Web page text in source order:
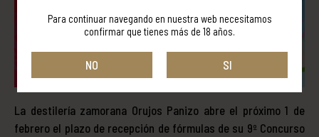
La destilería zamorana Orujos Panizo abre el próximo 1 de
febrero el plazo de recepción de fórmulas de su 9º Concurso
Para continuar navegando en nuestra web necesitamos
confirmar que tienes más de 18 años.
NO SI